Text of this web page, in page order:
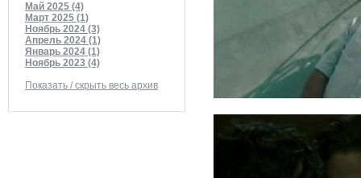
Май 2025 (4)
Март 2025 (1)
Ноябрь 2024 (3)
Апрель 2024 (1)
Январь 2024 (1)
Ноябрь 2023 (4)
Показать / скрыть весь архив